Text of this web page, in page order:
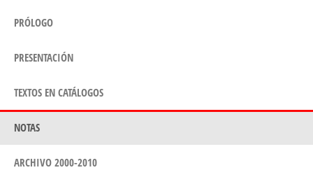
PRÓLOGO
PRESENTACIÓN
TEXTOS EN CATÁLOGOS
NOTAS
ARCHIVO 2000-2010